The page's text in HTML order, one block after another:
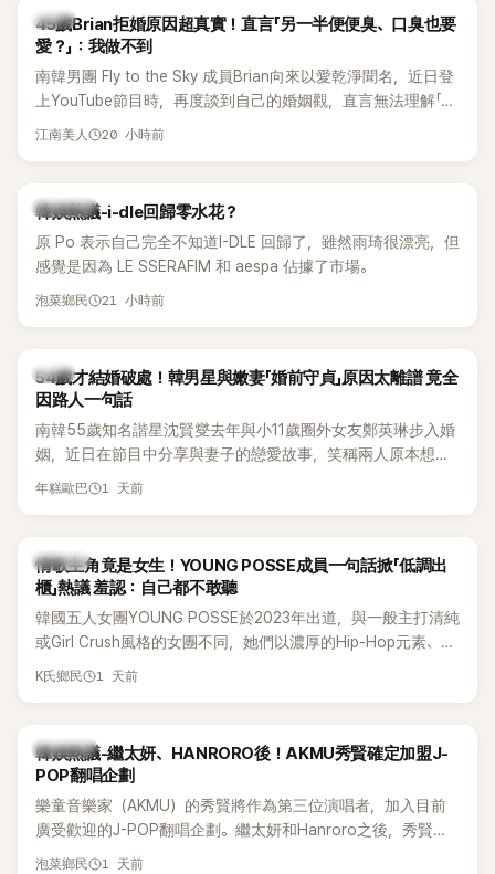
韓星
45歲Brian拒婚原因超真實！直言「另一半便便臭、口臭也要
愛？」：我做不到
南韓男團 Fly to the Sky 成員Brian向來以愛乾淨聞名，近日登
上YouTube節目時，再度談到自己的婚姻觀，直言無法理解「連
另一半的口臭、便便臭都要愛」這種說法，更大方表明自己是不
江南美人 20 小時前
熱議討論
韓娛熱議-i-dle回歸零水花？
原 Po 表示自己完全不知道I-DLE 回歸了，雖然雨琦很漂亮，但
感覺是因為 LE SSERAFIM 和 aespa 佔據了市場。
泡菜鄉民 21 小時前
韓星
54歲才結婚破處！韓男星與嫩妻「婚前守貞」原因太離譜 竟全
因路人一句話
南韓55歲知名諧星沈賢燮去年與小11歲圈外女友鄭英琳步入婚
姻，近日在節目中分享與妻子的戀愛故事，笑稱兩人原本想享
受兩人世界，沒想到站在飯店門口時竟被路人認出，還一路替
年糕歐巴 1 天前
K-POP
情歌主角竟是女生！YOUNG POSSE成員一句話掀「低調出
櫃」熱議 羞認：自己都不敢聽
韓國五人女團YOUNG POSSE於2023年出道，與一般主打清純
或Girl Crush風格的女團不同，她們以濃厚的Hip-Hop元素、自
創Rap及成員親自參與創作為特色，MV也融入美式街頭、塗
為第五代女團中極具辨識度的新生代代表之一。
K氏鄉民 1 天前
熱議討論
韓娛熱議-繼太妍、HANRORO後！AKMU秀賢確定加盟J-
POP翻唱企劃
樂童音樂家（AKMU）的秀賢將作為第三位演唱者，加入目前
廣受歡迎的J-POP翻唱企劃。繼太妍和Hanroro之後，秀賢已
獲選為第三首翻唱歌曲的主唱，並於近期完成錄音。
泡菜鄉民 1 天前